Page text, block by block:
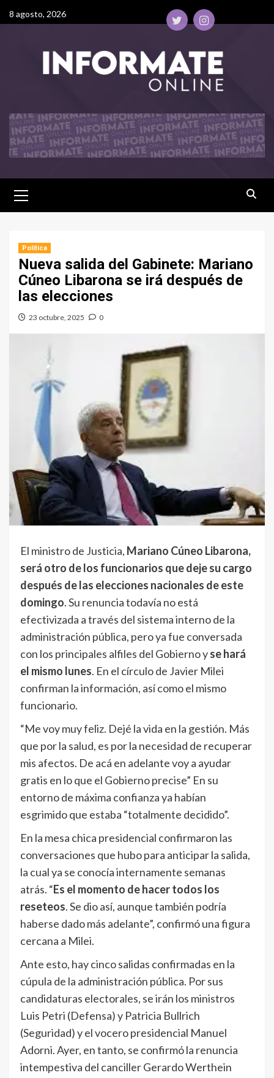
8 agosto, 2026
Política
Nueva salida del Gabinete: Mariano
Cúneo Libarona se irá después de
las elecciones
23 octubre, 2025 0
El ministro de Justicia, Mariano Cúneo Libarona,
será otro de los funcionarios que deje su cargo
después de las elecciones nacionales de este
domingo. Su renuncia todavía no está
efectivizada a través del sistema interno de la
administración pública, pero ya fue conversada
con los principales alfiles del Gobierno yse hará
el mismo lunes. En el círculo de Javier Milei
confirman la información, así como el mismo
funcionario.
“Me voy muy feliz. Dejé la vida en la gestión. Más
que por la salud, es por la necesidad de recuperar
mis afectos. De acá en adelante voy a ayudar
gratis en lo que el Gobierno precise” En su
entorno de máxima confianza ya habían
esgrimido que estaba “totalmente decidido”.
En la mesa chica presidencial confirmaron las
conversaciones que hubo para anticipar la salida,
la cual ya se conocía internamente semanas
atrás. “Es el momento de hacer todos los
reseteos. Se dio así, aunque también podría
haberse dado más adelante”, confirmó una figura
cercana a Milei.
Ante esto, hay cinco salidas confirmadas en la
cúpula de la administración pública. Por sus
candidaturas electorales, se irán los ministros
Luis Petri (Defensa) y Patricia Bullrich
(Seguridad) y el vocero presidencial Manuel
Adorni. Ayer, en tanto, se confirmó la renuncia
intempestiva del canciller Gerardo Werthein